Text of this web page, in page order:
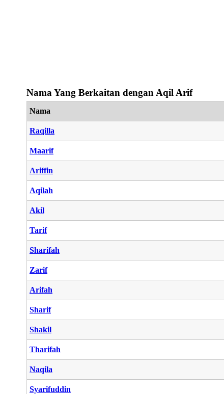
Nama Yang Berkaitan dengan Aqil Arif
Nama
Raqilla
Maarif
Ariffin
Aqilah
Akil
Tarif
Sharifah
Zarif
Arifah
Sharif
Shakil
Tharifah
Naqila
Syarifuddin